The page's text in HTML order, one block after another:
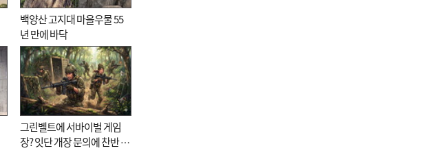
백양산 고지대 마을우물 55
년 만에 바닥
그린벨트에 서바이벌 게임
장? 잇단 개장 문의에 찬반 논